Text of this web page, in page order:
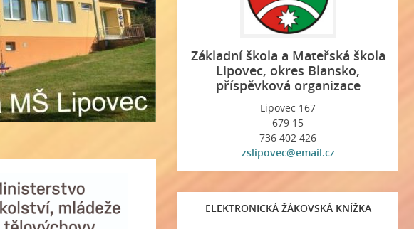
Základní škola a Mateřská škola
Lipovec, okres Blansko,
příspěvková organizace
Lipovec 167
679 15
736 402 426
zslipovec@email.cz
ELEKTRONICKÁ ŽÁKOVSKÁ KNÍŽKA